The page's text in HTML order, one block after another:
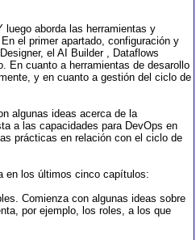
luego aborda las herramientas y
el primer apartado, configuración y
el AI Builder , Dataflows
En cuanto a herramientas de desarollo
y en cuanto a gestión del ciclo de
algunas ideas acerca de la
a las capacidades para DevOps en
prácticas en relación con el ciclo de
en los últimos cinco capítulos:
Comienza con algunas ideas sobre
por ejemplo, los roles, a los que